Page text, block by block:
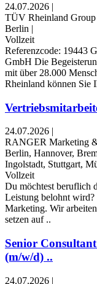
24.07.2026 |
TÜV Rheinland Group
Berlin |
Vollzeit
Referenzcode: 19443
GmbH Die
mit über 28.000
Rheinland können Sie
24.07.2026 |
RANGER Marketing
Berlin, Hannover,
Ingolstadt, Stuttgart,
Vollzeit
Du möchtest beruflich
Leistung belohnt wird?
Marketing. Wir
setzen auf ..
Senior
(m/w/d) ..
24.07.2026 |